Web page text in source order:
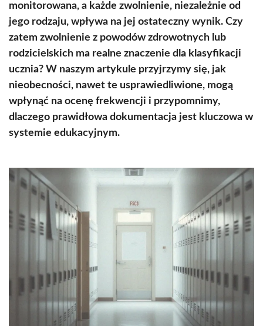
monitorowana, a każde zwolnienie, niezależnie od
jego rodzaju, wpływa na jej ostateczny wynik. Czy
zatem zwolnienie z powodów zdrowotnych lub
rodzicielskich ma realne znaczenie dla klasyfikacji
ucznia? W naszym artykule przyjrzymy się, jak
nieobecności, nawet te usprawiedliwione, mogą
wpłynąć na ocenę frekwencji i przypomnimy,
dlaczego prawidłowa dokumentacja jest kluczowa w
systemie edukacyjnym.